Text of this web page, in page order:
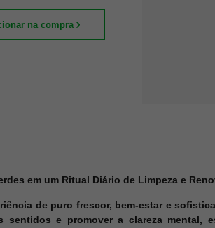
na compra
em um Ritual Diário de Limpeza e
de puro frescor, bem-estar e
sentidos e promover a clareza mental,